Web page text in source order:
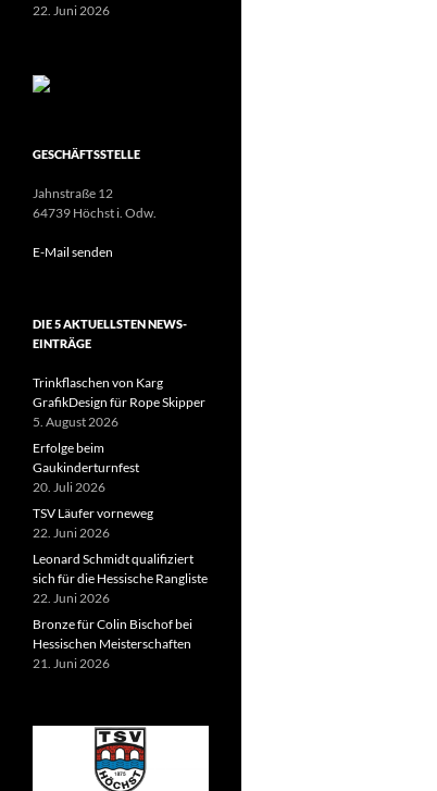
22. Juni 2026
GESCHÄFTSSTELLE
Jahnstraße 12
64739 Höchst i. Odw.
E-Mail senden
DIE 5 AKTUELLSTEN NEWS-
EINTRÄGE
Trinkflaschen von Karg
GrafikDesign für Rope Skipper
5. August 2026
Erfolge beim
Gaukinderturnfest
20. Juli 2026
TSV Läufer vorneweg
22. Juni 2026
Leonard Schmidt qualifiziert
sich für die Hessische Rangliste
22. Juni 2026
Bronze für Colin Bischof bei
Hessischen Meisterschaften
21. Juni 2026